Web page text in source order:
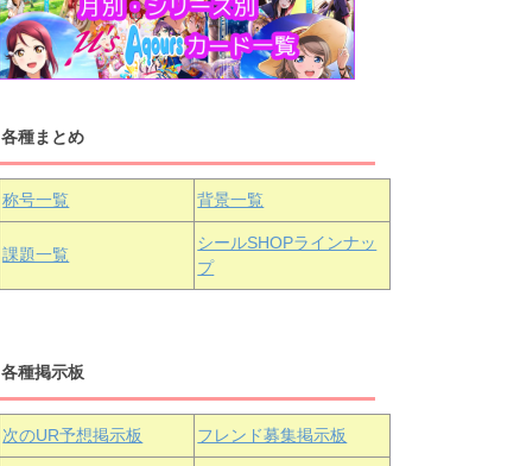
桜内梨子 高海千歌 渡辺曜
浦の星女学院1年生
津島善子 黒澤ルビィ 国木田花丸
浦の星女学院3年生
黒澤ダイヤ
上原歩夢 宮下愛 優木せつ菜
虹ヶ咲学園1年生
中須かすみ 天王寺璃奈 桜坂しずく
各種まとめ
称号一覧 背景一覧
課題一覧
シールSHOPラインナッ
プ
各種掲示板
次のUR予想掲示板 フレンド募集掲示板